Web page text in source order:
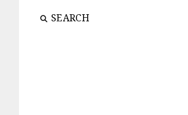
SEARCH